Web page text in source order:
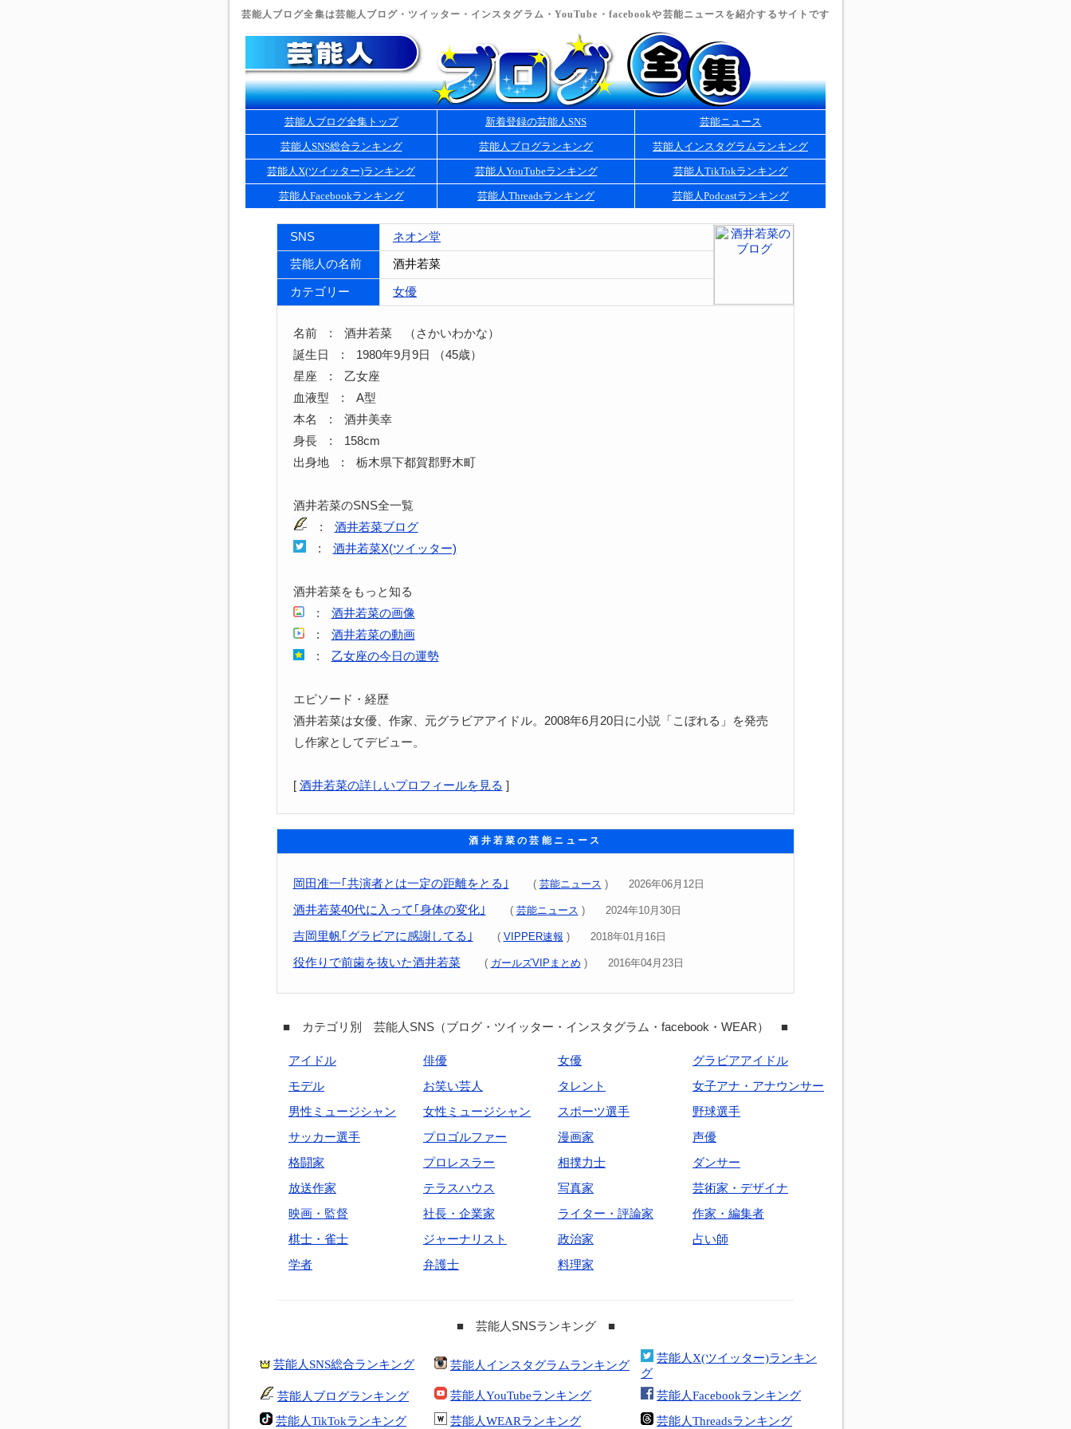
芸能人ブログ全集は芸能人ブログ・ツイッター・インスタグラム・YouTube・facebookや芸能ニュースを紹介するサイトです
芸能人ブログ全集トップ 新着登録の芸能人SNS 芸能ニュース
芸能人SNS総合ランキング 芸能人ブログランキング 芸能人インスタグラムランキング
芸能人X(ツイッター)ランキング 芸能人YouTubeランキング 芸能人TikTokランキング
芸能人Facebookランキング 芸能人Threadsランキング 芸能人Podcastランキング
SNS ネオン堂
芸能人の名前 酒井若菜
カテゴリー 女優
名前 : 酒井若菜 （さかいわかな）
誕生日 : 1980年9月9日 （45歳）
星座 : 乙女座
血液型 : A型
本名 : 酒井美幸
身長 : 158cm
出身地 : 栃木県下都賀郡野木町
酒井若菜のSNS全一覧
: 酒井若菜ブログ
: 酒井若菜X(ツイッター)
酒井若菜をもっと知る
: 酒井若菜の画像
: 酒井若菜の動画
: 乙女座の今日の運勢
エピソード・経歴
酒井若菜は女優、作家、元グラビアアイドル。2008年6月20日に小説「こぼれる」を発売
し作家としてデビュー。
[ 酒井若菜の詳しいプロフィールを見る ]
酒井若菜の芸能ニュース
岡田准一｢共演者とは一定の距離をとる｣ ( 芸能ニュース ) 2026年06月12日
酒井若菜40代に入って｢身体の変化｣ ( 芸能ニュース ) 2024年10月30日
吉岡里帆｢グラビアに感謝してる｣ ( VIPPER速報 ) 2018年01月16日
役作りで前歯を抜いた酒井若菜 ( ガールズVIPまとめ ) 2016年04月23日
■ カテゴリ別 芸能人SNS（ブログ・ツイッター・インスタグラム・facebook・WEAR） ■
アイドル 俳優 女優
グラビアアイドル
モデル
お笑い芸人 タレント
女子アナ・アナウンサー
男性ミュージシャン
女性ミュージシャン スポーツ選手
野球選手
サッカー選手
プロゴルファー 漫画家
声優
格闘家
プロレスラー 相撲力士
ダンサー
放送作家
テラスハウス 写真家
芸術家・デザイナ
映画・監督
社長・企業家 ライター・評論家
作家・編集者
棋士・雀士
ジャーナリスト 政治家
占い師
学者
弁護士 料理家
■ 芸能人SNSランキング ■
芸能人SNS総合ランキング 芸能人インスタグラムランキング
芸能人X(ツイッター)ランキン
グ
芸能人ブログランキング
芸能人YouTubeランキング
芸能人Facebookランキング
芸能人TikTokランキング
芸能人WEARランキング 芸能人Threadsランキング